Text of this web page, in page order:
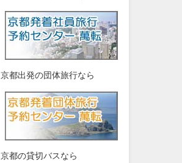
京都出発の団体旅行なら
京都の貸切バスなら